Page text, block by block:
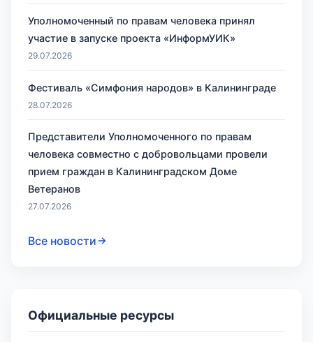
Уполномоченный по правам человека принял
участие в запуске проекта «ИнформУИК»
29.07.2026
Фестиваль «Симфония народов» в Калининграде
28.07.2026
Представители Уполномоченного по правам
человека совместно с добровольцами провели
прием граждан в Калининградском Доме
Ветеранов
27.07.2026
Все новости
Официальные ресурсы